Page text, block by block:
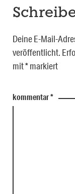
Deine E-Mail-
veröffentlicht.
mit*markiert
kommentar*